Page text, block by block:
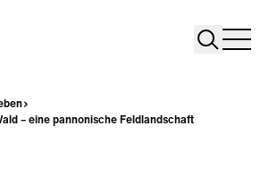
Search
– eine pannonische Feldlandschaft